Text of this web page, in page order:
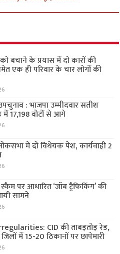
बचाने के प्रयास में दो कारों की
एक ही परिवार के चार लोगों की
: भाजपा उम्मीदवार सतीश
में 17,198 वोटों से आगे
में दो विधेयक पेश, कार्यवाही 2
पर आधारित ‘जॉब ट्रैफिकिंग’ की
सामने
CID की ताबड़तोड़ रेड,
में 15-20 ठिकानों पर छापेमारी